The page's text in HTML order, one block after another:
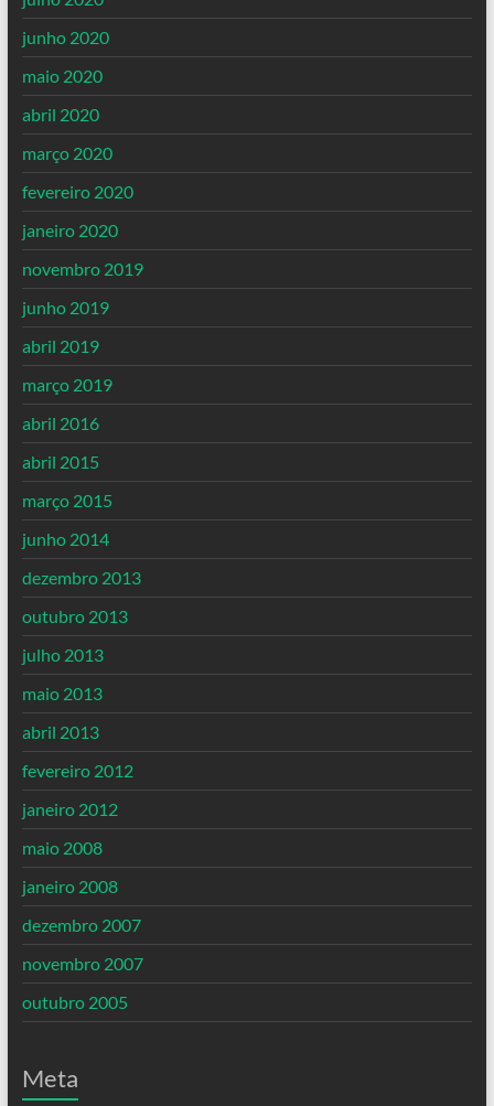
junho 2020
maio 2020
abril 2020
março 2020
fevereiro 2020
janeiro 2020
novembro 2019
junho 2019
abril 2019
março 2019
abril 2016
abril 2015
março 2015
junho 2014
dezembro 2013
outubro 2013
julho 2013
maio 2013
abril 2013
fevereiro 2012
janeiro 2012
maio 2008
janeiro 2008
dezembro 2007
novembro 2007
outubro 2005
Meta